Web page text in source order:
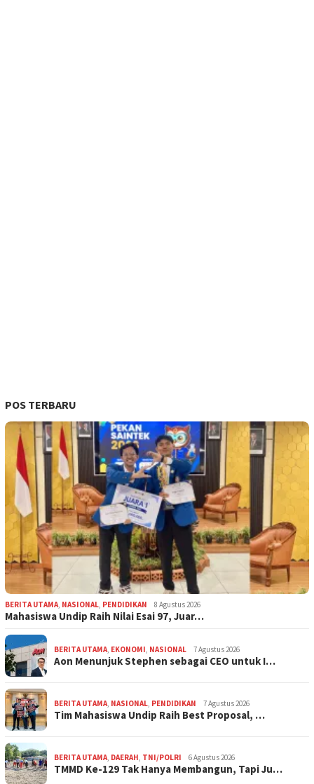
POS TERBARU
BERITA UTAMA NASIONAL PENDIDIKAN 8 Agustus 2026
Mahasiswa Undip Raih Nilai Esai 97, Juar…
BERITA UTAMA EKONOMI NASIONAL 7 Agustus 2026
Aon Menunjuk Stephen sebagai CEO untuk I…
BERITA UTAMA NASIONAL PENDIDIKAN 7 Agustus 2026
Tim Mahasiswa Undip Raih Best Proposal, …
BERITA UTAMA DAERAH TNI/POLRI 6 Agustus 2026
TMMD Ke-129 Tak Hanya Membangun, Tapi Ju…